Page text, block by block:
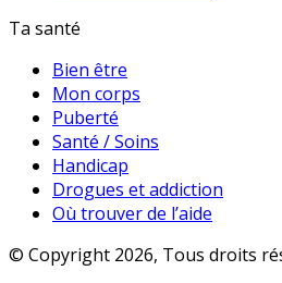
Ta santé
Bien être
Mon corps
Puberté
Santé / Soins
Handicap
Drogues et addiction
Où trouver de l’aide
© Copyright 2026, Tous droits